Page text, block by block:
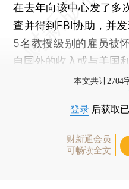
在去年向该中心发了多
查并得到FBI协助，并
5名教授级别的雇员被
自国外的收入或与美国
本文共计2704
登录 后获取
财新通会员
可畅读全文